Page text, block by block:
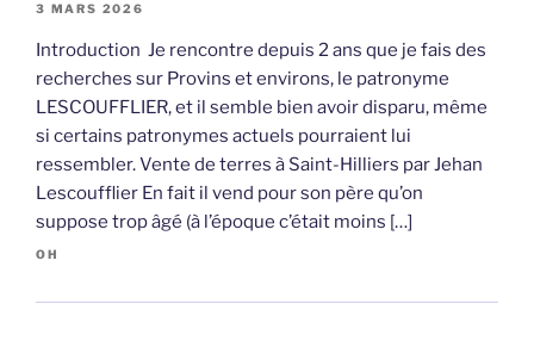
3 MARS 2026
Introduction Je rencontre depuis 2 ans que je fais des
recherches sur Provins et environs, le patronyme
LESCOUFFLIER, et il semble bien avoir disparu, même
si certains patronymes actuels pourraient lui
ressembler. Vente de terres à Saint-Hilliers par Jehan
Lescoufflier En fait il vend pour son père qu’on
suppose trop âgé (à l’époque c’était moins […]
OH